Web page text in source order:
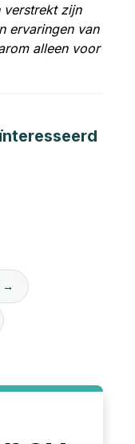
zijn
ervaringen van
alleen voor
→